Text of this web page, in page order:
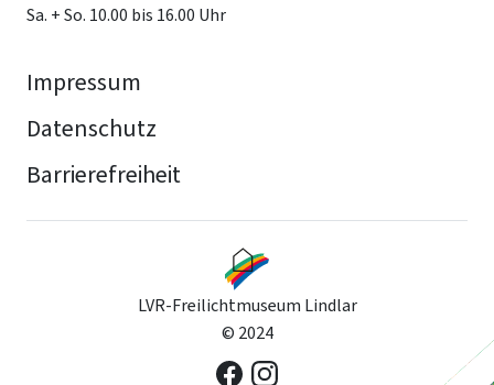
Sa. + So. 10.00 bis 16.00 Uhr
Impressum
Datenschutz
Barrierefreiheit
LVR-Freilichtmuseum Lindlar
© 2024